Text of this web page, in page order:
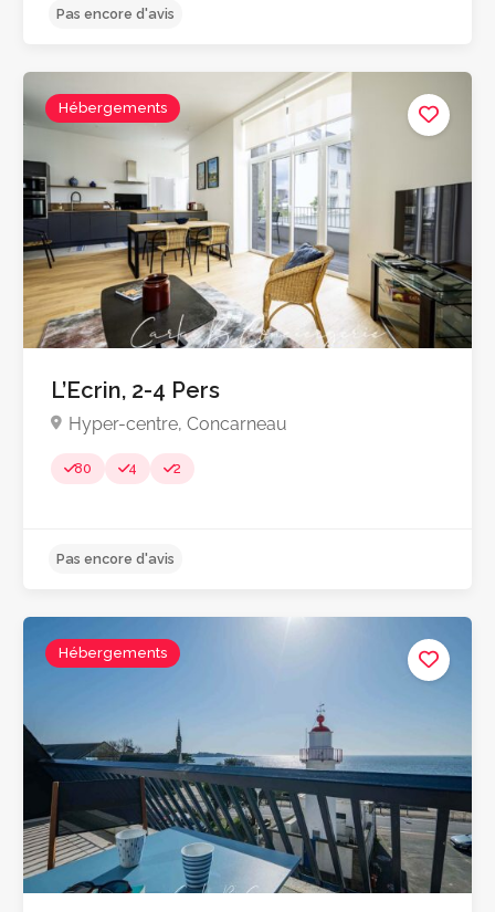
Pas encore d'avis
Pas encore d'avis
Hébergements
L’Ecrin, 2-4 Pers
Hyper-centre, Concarneau
80 4 2
Hébergements